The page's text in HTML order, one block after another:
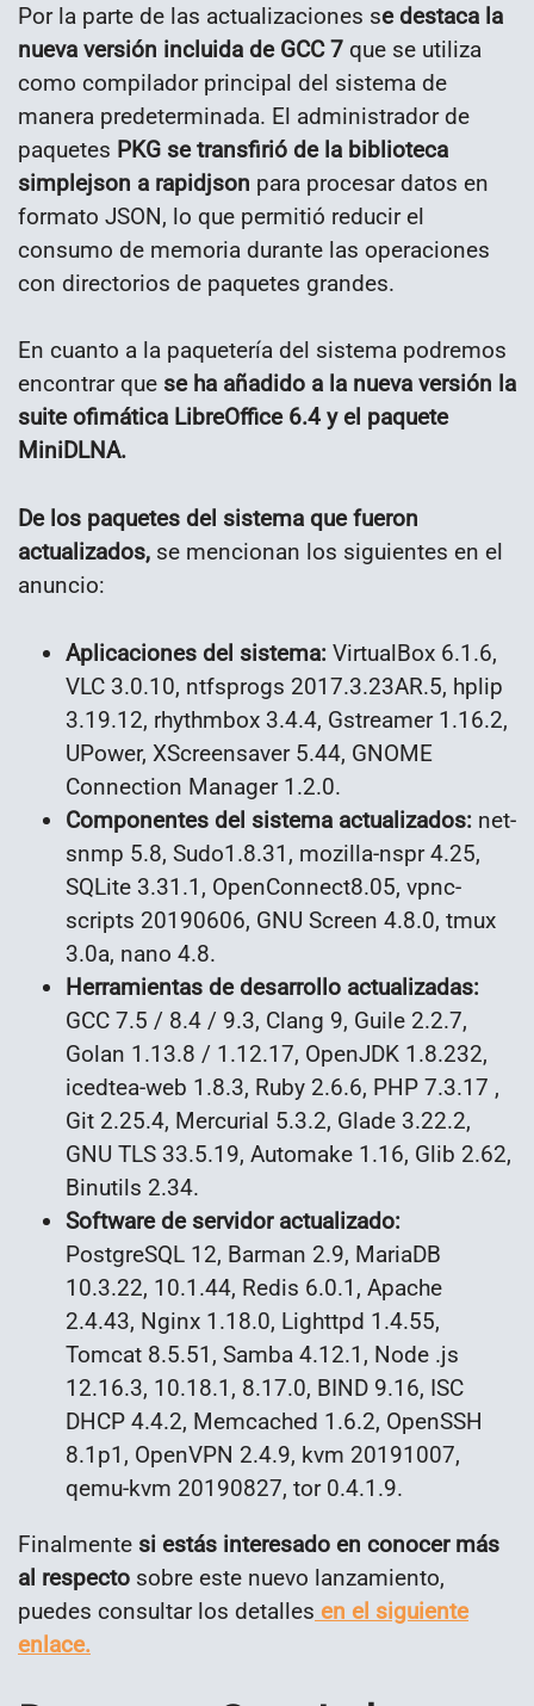
Por la parte de las actualizaciones se destaca la
nueva versión incluida de GCC 7 que se utiliza
como compilador principal del sistema de
manera predeterminada. El administrador de
paquetes PKG se transfirió de la biblioteca
simplejson a rapidjson para procesar datos en
formato JSON, lo que permitió reducir el
consumo de memoria durante las operaciones
con directorios de paquetes grandes.
En cuanto a la paquetería del sistema podremos
encontrar que se ha añadido a la nueva versión la
suite ofimática LibreOffice 6.4 y el paquete
MiniDLNA.
De los paquetes del sistema que fueron
actualizados, se mencionan los siguientes en el
anuncio:
Aplicaciones del sistema: VirtualBox 6.1.6,
VLC 3.0.10, ntfsprogs 2017.3.23AR.5, hplip
3.19.12, rhythmbox 3.4.4, Gstreamer 1.16.2,
UPower, XScreensaver 5.44, GNOME
Connection Manager 1.2.0.
Componentes del sistema actualizados: net-
snmp 5.8, Sudo1.8.31, mozilla-nspr 4.25,
SQLite 3.31.1, OpenConnect8.05, vpnc-
scripts 20190606, GNU Screen 4.8.0, tmux
3.0a, nano 4.8.
Herramientas de desarrollo actualizadas:
GCC 7.5 / 8.4 / 9.3, Clang 9, Guile 2.2.7,
Golan 1.13.8 / 1.12.17, OpenJDK 1.8.232,
icedtea-web 1.8.3, Ruby 2.6.6, PHP 7.3.17 ,
Git 2.25.4, Mercurial 5.3.2, Glade 3.22.2,
GNU TLS 33.5.19, Automake 1.16, Glib 2.62,
Binutils 2.34.
Software de servidor actualizado:
PostgreSQL 12, Barman 2.9, MariaDB
10.3.22, 10.1.44, Redis 6.0.1, Apache
2.4.43, Nginx 1.18.0, Lighttpd 1.4.55,
Tomcat 8.5.51, Samba 4.12.1, Node .js
12.16.3, 10.18.1, 8.17.0, BIND 9.16, ISC
DHCP 4.4.2, Memcached 1.6.2, OpenSSH
8.1p1, OpenVPN 2.4.9, kvm 20191007,
qemu-kvm 20190827, tor 0.4.1.9.
Finalmente si estás interesado en conocer más
al respecto sobre este nuevo lanzamiento,
puedes consultar los detalles en el siguiente
enlace.